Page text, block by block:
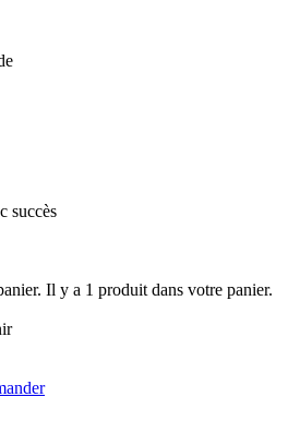
succès
Il y a 1 produit dans votre panier.